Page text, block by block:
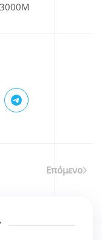
Επόμενο